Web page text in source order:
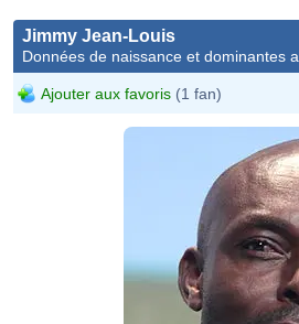
Jimmy Jean-Louis
Données de naissance et dominantes
Ajouter aux favoris (1 fan)